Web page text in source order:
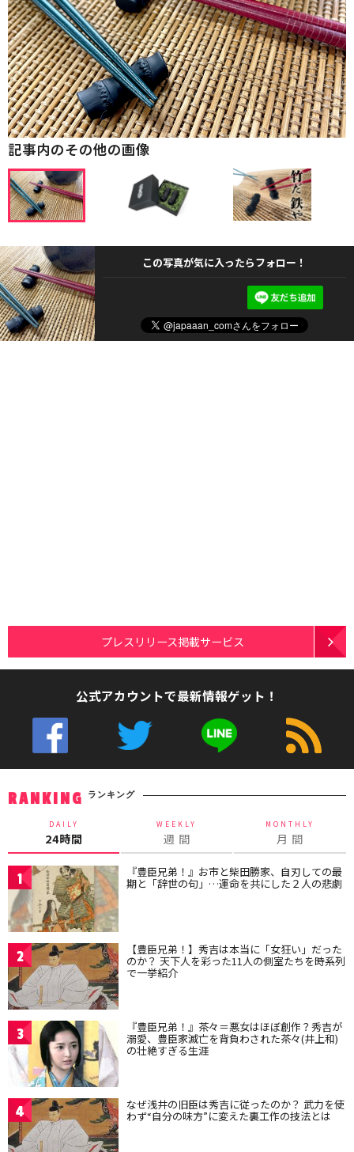
記事内のその他の画像
この写真が気に入ったらフォロー！
プレスリリース掲載サービス
公式アカウントで最新情報ゲット！
RANKING ランキング
DAILY
24時間
WEEKLY
週 間
MONTHLY
月 間
1 『豊臣兄弟！』お市と柴田勝家、自刃しての最
期と「辞世の句」…運命を共にした２人の悲劇
2 【豊臣兄弟！】秀吉は本当に「女狂い」だった
のか？ 天下人を彩った11人の側室たちを時系列
で一挙紹介
3 『豊臣兄弟！』茶々＝悪女はほぼ創作？秀吉が
溺愛、豊臣家滅亡を背負わされた茶々(井上和)
の壮絶すぎる生涯
4 なぜ浅井の旧臣は秀吉に従ったのか？ 武力を使
わず“自分の味方”に変えた裏工作の技法とは